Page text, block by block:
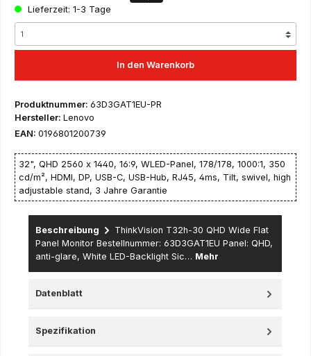
Lieferzeit: 1-3 Tage
In den Warenkorb
Produktnummer: 63D3GAT1EU-PR
Hersteller: Lenovo
EAN: 0196801200739
32", QHD 2560 x 1440, 16:9, WLED-Panel, 178/178, 1000:1, 350
cd/m², HDMI, DP, USB-C, USB-Hub, RJ45, 4ms, Tilt, swivel, high
adjustable stand, 3 Jahre Garantie
Beschreibung
ThinkVision T32h-30 QHD Wide Flat
Panel Monitor Bestellnummer: 63D3GAT1EU Panel: QHD,
anti-glare, White LED-Backlight Sic… Mehr
Datenblatt
Spezifikation